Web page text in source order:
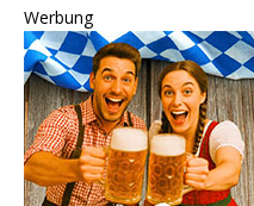
Werbung